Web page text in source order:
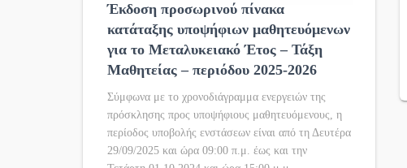
Έκδοση προσωρινού πίνακα
κατάταξης υποψήφιων μαθητευόμενων
για το Μεταλυκειακό Έτος – Τάξη
Μαθητείας – περιόδου 2025-2026
Σύμφωνα με το χρονοδιάγραμμα ενεργειών της
πρόσκλησης προς υποψήφιους μαθητευόμενους, η
περίοδος υποβολής ενστάσεων είναι από τη Δευτέρα
29/09/2025 και ώρα 09:00 π.μ. έως και την